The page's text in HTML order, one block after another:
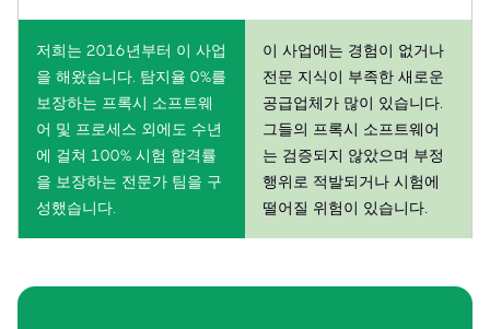
저희는 2016년부터 이 사업
을 해왔습니다. 탐지율 0%를
보장하는 프록시 소프트웨
어 및 프로세스 외에도 수년
에 걸쳐 100% 시험 합격률
을 보장하는 전문가 팀을 구
성했습니다.
이 사업에는 경험이 없거나
전문 지식이 부족한 새로운
공급업체가 많이 있습니다.
그들의 프록시 소프트웨어
는 검증되지 않았으며 부정
행위로 적발되거나 시험에
떨어질 위험이 있습니다.